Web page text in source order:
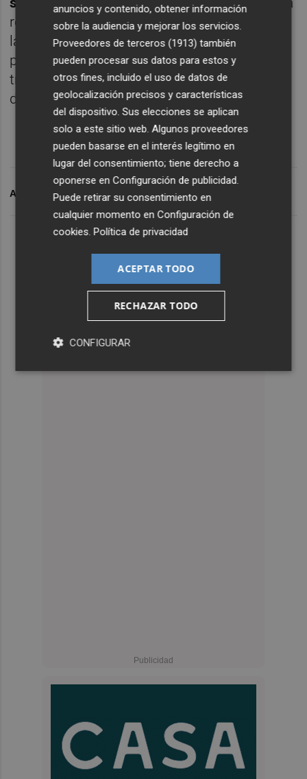
respondido que sería "precipitado introducir
la cuota de solidaridad ahora" porque, a su
parecer, es un colectivo que está en
transición a un nuevo sistema que acaban
de poner en marcha.
ARCHIVADO EN PENSIONES JOSÉ LUIS ESCRIVÁ
anuncios y contenido, obtener información
sobre la audiencia y mejorar los servicios.
Proveedores de terceros (1913) también
pueden procesar sus datos para estos y
otros fines, incluido el uso de datos de
geolocalización precisos y características
del dispositivo. Sus elecciones se aplican
solo a este sitio web. Algunos proveedores
pueden basarse en el interés legítimo en
lugar del consentimiento; tiene derecho a
oponerse enConfiguración de publicidad.
Puede retirar su consentimiento en
cualquier momento enConfiguración de
cookies.Política de privacidad
ACEPTAR TODO
RECHAZAR TODO
CONFIGURAR